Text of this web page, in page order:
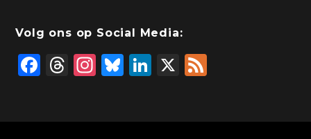
Volg ons op Social Media:
F
T
In Bl
Li X